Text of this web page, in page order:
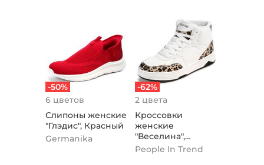
-50%
6 цветов
Слипоны женские
"Глэдис", Красный
Germanika
-62%
2 цвета
Кроссовки
женские
"Веселина",
Леопард
People In Trend